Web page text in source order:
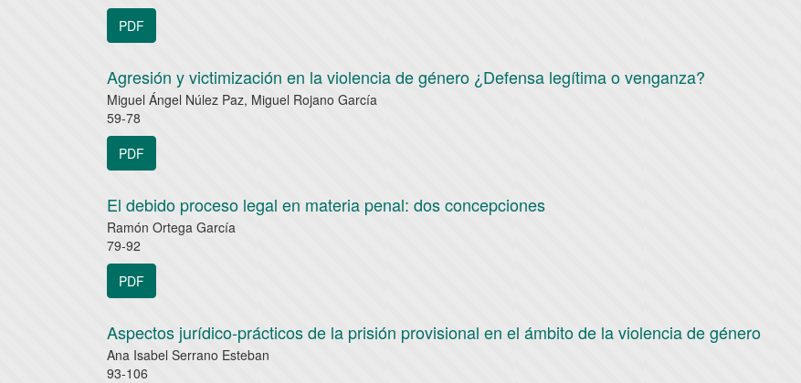
PDF
Agresión y victimización en la violencia de género ¿Defensa legítima o venganza?
Miguel Ángel Núlez Paz, Miguel Rojano García
59-78
PDF
El debido proceso legal en materia penal: dos concepciones
Ramón Ortega García
79-92
PDF
Aspectos jurídico-prácticos de la prisión provisional en el ámbito de la violencia de género
Ana Isabel Serrano Esteban
93-106